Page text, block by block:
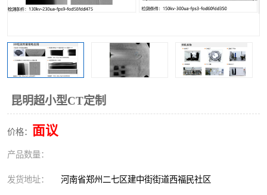
昆明超小型CT定制
价格： 面议
产品数量：
发货地址： 河南省郑州二七区建中街街道西福民社区